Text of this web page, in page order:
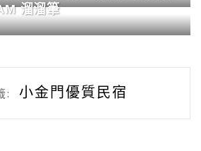
溜溜筆
: 小金門優質民宿